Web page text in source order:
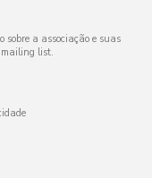
sobre a associação e suas
mailing list.